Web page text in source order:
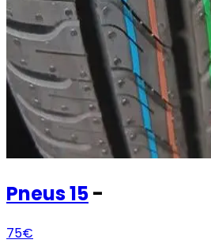
Pneus15-
75€